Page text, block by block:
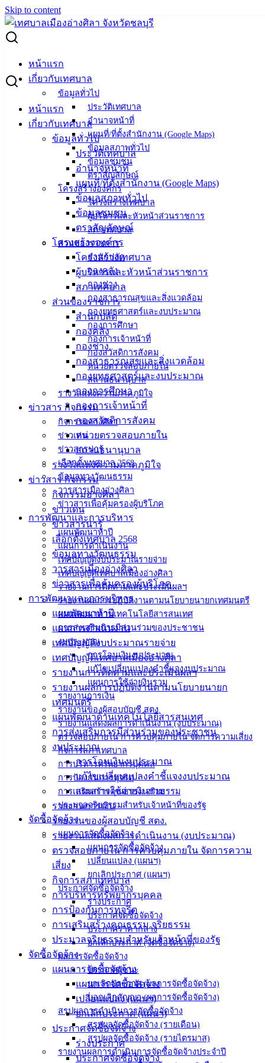
Skip to content
หน้าแรก
เกี่ยวกับเทศบาล
ข้อมูลทั่วไป
ประวัติเทศบาล
อำนาจหน้าที่
แผนที่/ที่ตั้งสำนักงาน (Google Maps)
ข้อมูลสภาพทั่วไป
ข้อมูลชุมชน
ตราสัญลักษณ์
โครงสร้างองค์กร
โครงสร้างเทศบาล
ผู้บริหารและหัวหน้าส่วนราชการ
สภาเทศบาล
ส่วนของราชการ
สำนักปลัด
กองคลัง
กองช่าง
กองสาธารณสุขและสิ่งแวดล้อม
กองยุทธศาสตร์และงบประมาณ
กองการศึกษา
กองการเจ้าหน้าที่
กองสวัสดิการสังคม
หน่วยตรวจสอบภายใน
สถานธนานุบาล
รางวัลแห่งความภาคภูมิใจ
ข่าวสาร กิจกรรม
กิจกรรมอ่างศิลา
ข่าวเด่น
ข่าวสารน่ารู้
เลือกตั้งเทศบาล 2568
ข้อมูลทางวัฒนธรรม
วารสารเมืองอ่างศิลา
ข่าวสารเพื่อคุ้มครองผู้บริโภค
การพัฒนาและการบริหาร
แผนพัฒนาห้าปี
แผนการดำเนินงาน
เทศบัญญัติงบประมาณรายจ่าย
เทศบัญญัติเทศบาลเมืองอ่างศิลา
รายงานการติดตามและประเมินผลฯ
รายงานผลการปฏิบัติงานตามนโยบายนายกเทศมนตรี
แผนพัฒนาด้านเทคโนโลยีสารสนเทศ
การส่งเสริมการมีส่วนร่วมของประชาชน
งบประมาณ
การโอนเงินงบประมาณ
แก้ไขเปลี่ยนแปลงคำชี้แจงงบประมาณ
แผนการใช้จ่ายงินรวม
รายงานการเงิน
รายงานของผู้สอบบัญชี สตง.
รายงานแสดงผลการดำเนินงาน (งบประมาณ)
ตรวจสอบภายใน การควบคุมภายใน จัดการความเสี่ยง
กิจการสภาเทศบาล
การบริหารทรัพยากรบุคคล
การป้องกันการทุจริต
การเสริมสร้างคุณธรรม จริยธรรม
ประมวลจริยธรรมสำหรับเจ้าหน้าที่ของรัฐ
จัดซื้อจัดจ้าง
แผนการจัดซื้อจัดจ้าง
แผนการจัดซื้อจัดจ้าง
เปลี่ยนแปลง (แผนฯ)
ยกเลิกประกาศ (แผนฯ)
ประกาศจัดซื้อจัดจ้าง
ร่างประกาศ
ประกาศจัดซื้อจัดจ้าง
ประกาศราคากลาง
ยกเลิกประกาศ (จัดซื้อจัดจ้าง)
ผลการจัดซื้อจัดจ้าง
ประกาศผู้ชนะ
ยกเลิกประกาศ (ผลการจัดซื้อจัดจ้าง)
บอกเลิกสัญญา (ผลการจัดซื้อจัดจ้าง)
สรุปผลการดำเนินการจัดซื้อจัดจ้าง
สรุปผลจัดซื้อจัดจ้าง (รายเดือน)
สรุปผลจัดซื้อจัดจ้าง (รายไตรมาส)
รายงานผลการดำเนินการจัดซื้อจัดจ้างประจำปี
หน้าแรก
เกี่ยวกับเทศบาล
ข้อมูลทั่วไป
ประวัติเทศบาล
อำนาจหน้าที่
แผนที่/ที่ตั้งสำนักงาน (Google Maps)
ข้อมูลสภาพทั่วไป
ข้อมูลชุมชน
ตราสัญลักษณ์
โครงสร้างองค์กร
โครงสร้างเทศบาล
ผู้บริหารและหัวหน้าส่วนราชการ
สภาเทศบาล
ส่วนของราชการ
สำนักปลัด
กองคลัง
กองช่าง
กองสาธารณสุขและสิ่งแวดล้อม
กองยุทธศาสตร์และงบประมาณ
กองการศึกษา
กองการเจ้าหน้าที่
กองสวัสดิการสังคม
หน่วยตรวจสอบภายใน
สถานธนานุบาล
รางวัลแห่งความภาคภูมิใจ
ข่าวสาร กิจกรรม
กิจกรรมอ่างศิลา
ข่าวเด่น
ข่าวสารน่ารู้
เลือกตั้งเทศบาล 2568
ข้อมูลทางวัฒนธรรม
วารสารเมืองอ่างศิลา
ข่าวสารเพื่อคุ้มครองผู้บริโภค
การพัฒนาและการบริหาร
แผนพัฒนาห้าปี
แผนการดำเนินงาน
เทศบัญญัติงบประมาณรายจ่าย
เทศบัญญัติเทศบาลเมืองอ่างศิลา
รายงานการติดตามและประเมินผลฯ
รายงานผลการปฏิบัติงานตามนโยบายนายก
เทศมนตรี
แผนพัฒนาด้านเทคโนโลยีสารสนเทศ
การส่งเสริมการมีส่วนร่วมของประชาชน
งบประมาณ
การโอนเงินงบประมาณ
แก้ไขเปลี่ยนแปลงคำชี้แจงงบประมาณ
แผนการใช้จ่ายงินรวม
รายงานการเงิน
รายงานของผู้สอบบัญชี สตง.
รายงานแสดงผลการดำเนินงาน (งบประมาณ)
ตรวจสอบภายใน การควบคุมภายใน จัดการความ
เสี่ยง
กิจการสภาเทศบาล
การบริหารทรัพยากรบุคคล
การป้องกันการทุจริต
การเสริมสร้างคุณธรรม จริยธรรม
ประมวลจริยธรรมสำหรับเจ้าหน้าที่ของรัฐ
จัดซื้อจัดจ้าง
แผนการจัดซื้อจัดจ้าง
แผนการจัดซื้อจัดจ้าง
เปลี่ยนแปลง (แผนฯ)
ยกเลิกประกาศ (แผนฯ)
ประกาศจัดซื้อจัดจ้าง
ร่างประกาศ
ประกาศจัดซื้อจัดจ้าง
Search for:
ประกวดราคาจ้างก่อสร้างถนน แยก ซ.ทีปกรวงศ์ 2 ม. 5 ต.อ่าง
ศิลา
ประกวดราคาจ้างก่อสร้างถนน แยก ซ.ทีป
กรวงศ์ 2 ม. 5 ต.อ่างศิลา
สิงหาคม 15, 2023สิงหาคม 15, 2023
ประกาศจัดซื้อจัดจ้าง
แยก ซ.ทีปกรวงศ์ 2 ม. 5ดาวน์โหลด
เทศบาล
อ.เมือง จ.ชลบุรี
038-
142-100-104
บริการ
ประชาชน
ดาวน์โหลด
แบบ
ฟอร์ม,
เอกสาร
คู่มือ
สำหรับ
ประชาชน/
คู่มือการ
ปฏิบัติ
งาน
ข่าวสาร
น่ารู้
ศุนย์
ข้อมูล
ข่าวสาร
อิเล็กทรอนิกส์
Management)
ติดต่อ
เทศบาล
สายตรง
นายก
ประวัติ
เทศบาล
ผู้บริหาร
และ
หัวหน้า
สภา
เทศบาล
สงวนลิขสิทธิ์ © 2563 เทศบาลเมืองอ่างศิลา จังหวัดชลบุรี |